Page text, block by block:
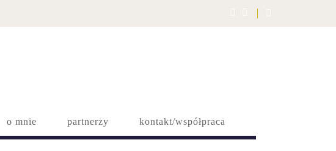
o mnie partnerzy kontakt/współpraca